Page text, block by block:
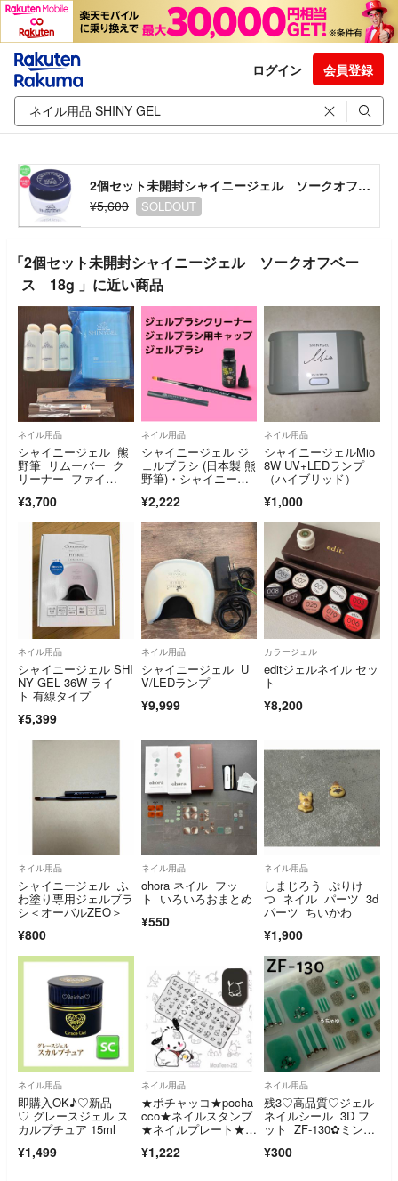
ログイン 会員登録
2個セット未開封シャイニージェル ソークオフベース 18g
¥5,600
SOLDOUT
「2個セット未開封シャイニージェル ソークオフベー
ス 18g 」に近い商品
ネイル用品
シャイニージェル 熊
野筆 リムーバー ク
リーナー ファイ
¥3,700
ネイル用品
シャイニージェル ジ
ェルブラシ (日本製 熊
野筆)・シャイニージ
¥2,222
ネイル用品
シャイニージェルMio
8W UV+LEDランプ
（ハイブリッド）
¥1,000
ネイル用品
シャイニージェル SHI
NY GEL 36W ライ
ト 有線タイプ
¥5,399
ネイル用品
シャイニージェル U
V/LEDランプ
¥9,999
カラージェル
editジェルネイル セッ
ト
¥8,200
ネイル用品
シャイニージェル ふ
わ塗り専用ジェルブラ
シ＜オーバルZEO＞
¥800
ネイル用品
ohora ネイル フッ
ト いろいろおまとめ
¥550
ネイル用品
しまじろう ぷりけ
つ ネイル パーツ 3d
パーツ ちいかわ
¥1,900
ネイル用品
即購入OK♪♡新品
♡ グレースジェル ス
カルプチュア 15ml
¥1,499
ネイル用品
★ポチャッコ★pocha
cco★ネイルスタンプ
★ネイルプレート★サ
¥1,222
ネイル用品
残3♡高品質♡ジェル
ネイルシール 3D フ
ット ZF-130✿︎ミント
¥300